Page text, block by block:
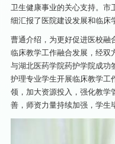
卫生健康事业的关心支持。市
细汇报了医院建设发展和临床
曹通介绍，为更好促进医校融
临床教学工作融合发展，经双
与湖北医药学院药护学院成功
护理专业学生开展临床教学工
领，加大资源投入，强化教学
善，师资力量持续加强，学生